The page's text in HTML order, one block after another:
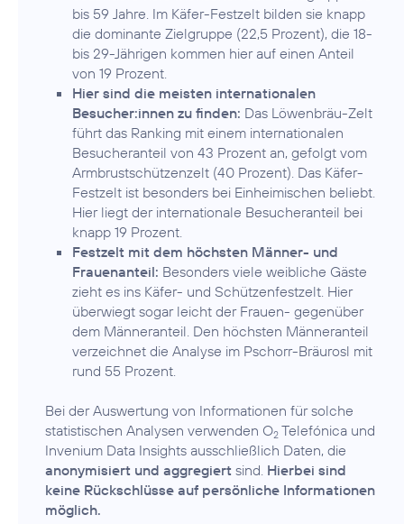
bis 59 Jahre. Im Käfer-Festzelt bilden sie knapp
die dominante Zielgruppe (22,5 Prozent), die 18-
bis 29-Jährigen kommen hier auf einen Anteil
von 19 Prozent.
Hier sind die meisten internationalen
Besucher:innen zu finden: Das Löwenbräu-Zelt
führt das Ranking mit einem internationalen
Besucheranteil von 43 Prozent an, gefolgt vom
Armbrustschützenzelt (40 Prozent). Das Käfer-
Festzelt ist besonders bei Einheimischen beliebt.
Hier liegt der internationale Besucheranteil bei
knapp 19 Prozent.
Festzelt mit dem höchsten Männer- und
Frauenanteil: Besonders viele weibliche Gäste
zieht es ins Käfer- und Schützenfestzelt. Hier
überwiegt sogar leicht der Frauen- gegenüber
dem Männeranteil. Den höchsten Männeranteil
verzeichnet die Analyse im Pschorr-Bräurosl mit
rund 55 Prozent.
Bei der Auswertung von Informationen für solche
statistischen Analysen verwenden O2 Telefónica und
Invenium Data Insights ausschließlich Daten, die
anonymisiert und aggregiert sind. Hierbei sind
keine Rückschlüsse auf persönliche Informationen
möglich.